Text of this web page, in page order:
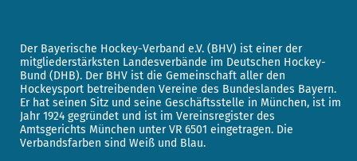
Der Bayerische Hockey-Verband e.V. (BHV) ist einer der
mitgliederstärksten Landesverbände im Deutschen Hockey-
Bund (DHB). Der BHV ist die Gemeinschaft aller den
Hockeysport betreibenden Vereine des Bundeslandes Bayern.
Er hat seinen Sitz und seine Geschäftsstelle in München, ist im
Jahr 1924 gegründet und ist im Vereinsregister des
Amtsgerichts München unter VR 6501 eingetragen. Die
Verbandsfarben sind Weiß und Blau.